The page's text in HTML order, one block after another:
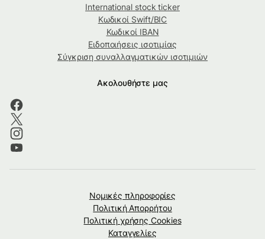
International stock ticker
Κωδικοί Swift/BIC
Κωδικοί IBAN
Ειδοποιήσεις ισοτιμίας
Σύγκριση συναλλαγματικών ισοτιμιών
Ακολουθήστε μας
Νομικές πληροφορίες
Πολιτική Απορρήτου
Πολιτική χρήσης Cookies
Καταγγελίες